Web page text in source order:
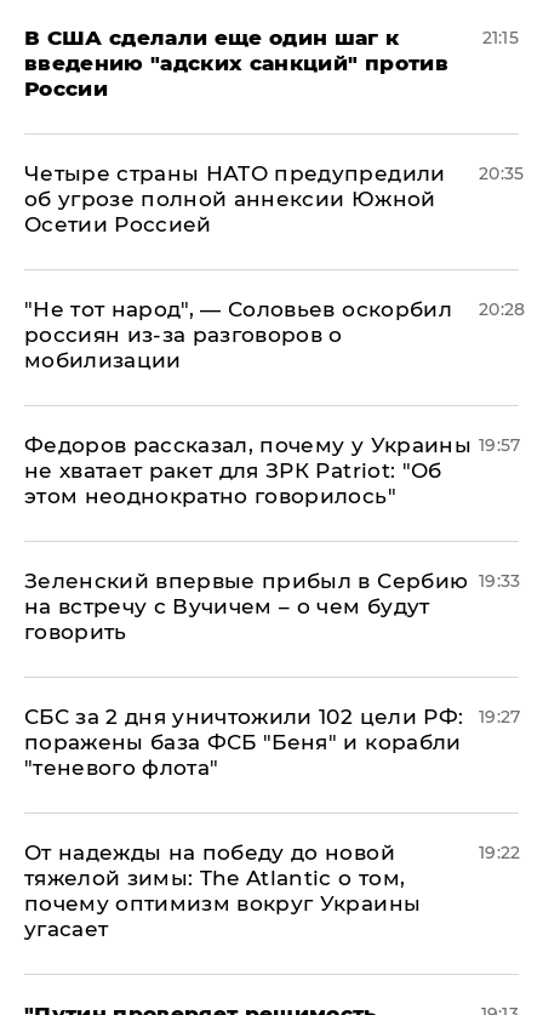
В США сделали еще один шаг к
введению "адских санкций" против
России
21:15
Четыре страны НАТО предупредили
об угрозе полной аннексии Южной
Осетии Россией
20:35
​"Не тот народ", — Соловьев оскорбил
россиян из-за разговоров о
мобилизации
20:28
Федоров рассказал, почему у Украины
не хватает ракет для ЗРК Patriot: "Об
этом неоднократно говорилось"
19:57
Зеленский впервые прибыл в Сербию
на встречу с Вучичем – о чем будут
говорить
19:33
СБС за 2 дня уничтожили 102 цели РФ:
поражены база ФСБ "Беня" и корабли
"теневого флота"
19:27
От надежды на победу до новой
тяжелой зимы: The Atlantic о том,
почему оптимизм вокруг Украины
угасает
19:22